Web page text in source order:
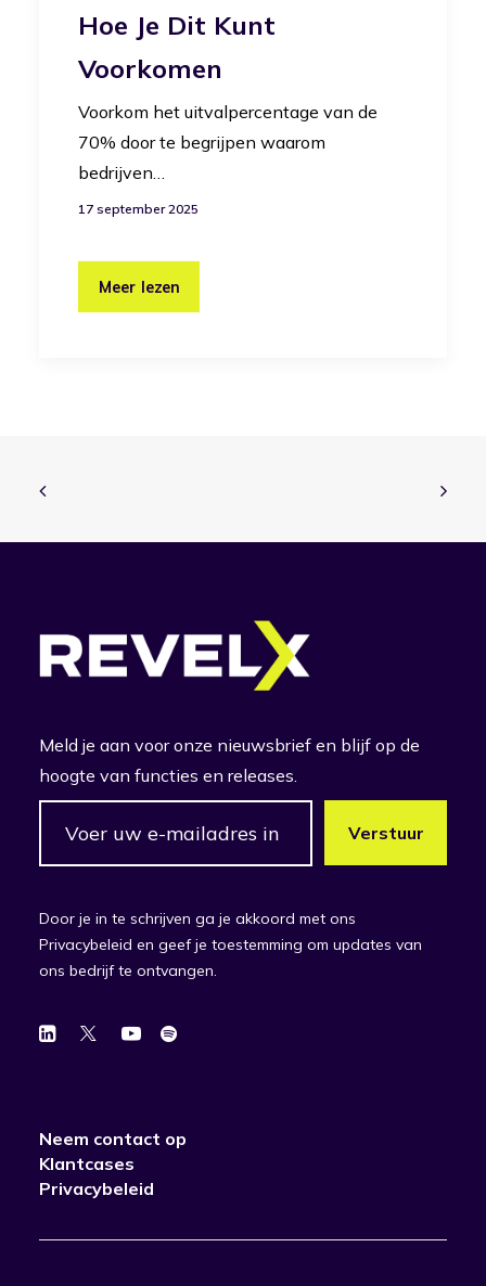
Hoe Je Dit Kunt
Voorkomen
Voorkom het uitvalpercentage van de
70% door te begrijpen waarom
bedrijven…
17 september 2025
Meer lezen
Meld je aan voor onze nieuwsbrief en blijf op de
hoogte van functies en releases.
Door je in te schrijven ga je akkoord met ons
Privacybeleid en geef je toestemming om updates van
ons bedrijf te ontvangen.
Neem contact op
Klantcases
Privacybeleid